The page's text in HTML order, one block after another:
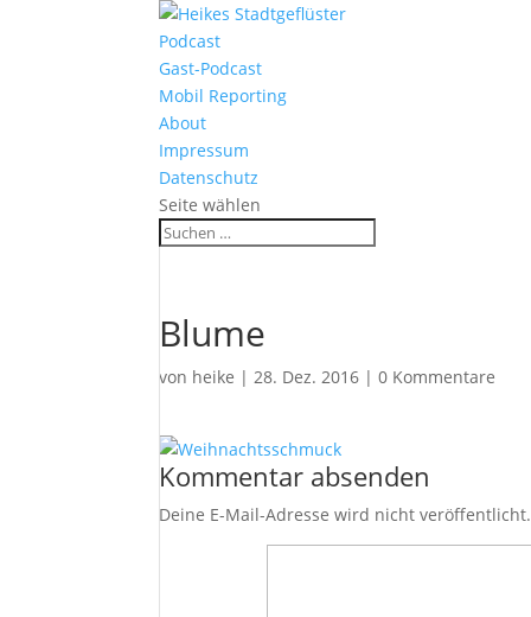
Podcast
Gast-Podcast
Mobil Reporting
About
Impressum
Datenschutz
Seite wählen
Blume
von heike |28. Dez. 2016 |0 Kommentare
Kommentar absenden
Deine E-Mail-Adresse wird nicht veröffentlicht.